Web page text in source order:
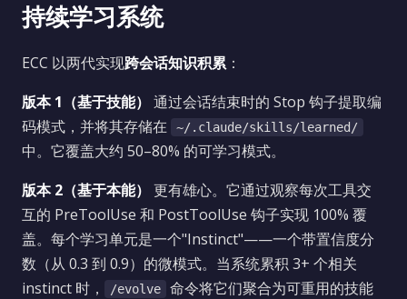
持续学习系统
ECC 以两代实现跨会话知识积累 ：
版本 1（基于技能） 通过会话结束时的 Stop 钩子提取编
码模式，并将其存储在
~/.claude/skills/learned/
中。它覆盖大约 50–80% 的可学习模式。
版本 2（基于本能） 更有雄心。它通过观察每次工具交
互的 PreToolUse 和 PostToolUse 钩子实现 100% 覆
盖。每个学习单元是一个"Instinct"——一个带置信度分
数（从 0.3 到 0.9）的微模式。当系统累积 3+ 个相关
instinct 时，
/evolve
命令将它们聚合为可重用的技能